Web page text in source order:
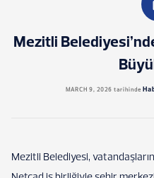
Mezitli
MARCH 9, 2026 tarihinde
Mezitli Belediyesi,